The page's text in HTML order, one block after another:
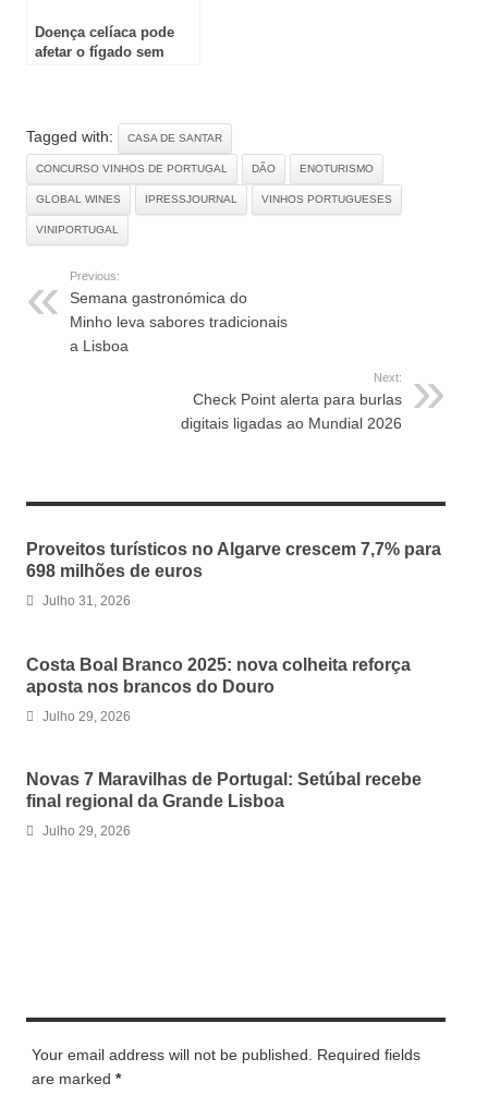
Doença celíaca pode
afetar o fígado sem
Tagged with: CASA DE SANTAR
CONCURSO VINHOS DE PORTUGAL DÃO ENOTURISMO
GLOBAL WINES IPRESSJOURNAL VINHOS PORTUGUESES
VINIPORTUGAL
Previous:
Semana gastronómica do
Minho leva sabores tradicionais
a Lisboa
Next:
Check Point alerta para burlas
digitais ligadas ao Mundial 2026
Proveitos turísticos no Algarve crescem 7,7% para
698 milhões de euros
Julho 31, 2026
Costa Boal Branco 2025: nova colheita reforça
aposta nos brancos do Douro
Julho 29, 2026
Novas 7 Maravilhas de Portugal: Setúbal recebe
final regional da Grande Lisboa
Julho 29, 2026
Your email address will not be published. Required fields
are marked *